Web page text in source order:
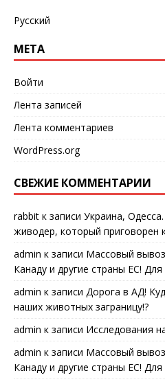
Русский
МЕТА
Войти
Лента записей
Лента комментариев
WordPress.org
СВЕЖИЕ КОММЕНТАРИИ
rabbit к записи Украина,
живодер, который приговорен
admin к записи Массовый
Канаду и другие страны ЕС!
admin к записи Дорога в АД!
наших животных заграницу!?
admin к записи Исследования
admin к записи Массовый
Канаду и другие страны ЕС!